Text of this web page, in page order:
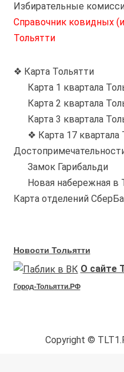
Избирательные
Справочник ковидных
Тольятти
❖ Карта Тольятти
Карта 1 квартала
Карта 2 квартала
Карта 3 квартала
❖ Карта 17 квартала
Замок Гарибальди
Новая набережная в
Карта отделений
Новости Тольятти
О сайте
Город-Тольятти.РФ
Copyright ©